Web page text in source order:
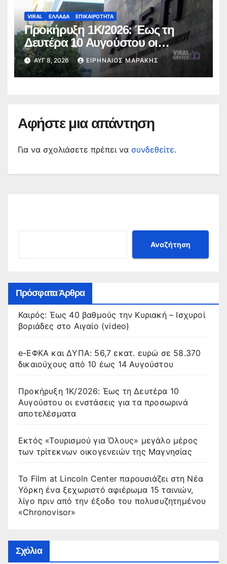
VIRAL ΕΛΛΑΔΑ ΕΠΙΚΑΙΡΟΤΗΤΑ
Προκήρυξη 1Κ/2026: Έως τη
Δευτέρα 10 Αυγούστου οι
ενστάσεις για τα προσωρινά
αποτελέσματα
ΑΥΓ 8, 2026 ΕΙΡΗΝΑΊΟΣ ΜΑΡΆΚΗΣ
Αφήστε μια απάντηση
Για να σχολιάσετε πρέπει να συνδεθείτε.
Αναζήτηση
Πρόσφατα Άρθρα
Καιρός: Έως 40 βαθμούς την Κυριακή – Ισχυροί
βοριάδες στο Αιγαίο (video)
e-ΕΦΚΑ και ΔΥΠΑ: 56,7 εκατ. ευρώ σε 58.370
δικαιούχους από 10 έως 14 Αυγούστου
Προκήρυξη 1Κ/2026: Έως τη Δευτέρα 10
Αυγούστου οι ενστάσεις για τα προσωρινά
αποτελέσματα
Εκτός «Τουρισμού για Όλους» μεγάλο μέρος
των τρίτεκνων οικογενειών της Μαγνησίας
Το Film at Lincoln Center παρουσιάζει στη Νέα
Υόρκη ένα ξεχωριστό αφιέρωμα 15 ταινιών,
λίγο πριν από την έξοδο του πολυσυζητημένου
«Chronovisor»
Σχόλια